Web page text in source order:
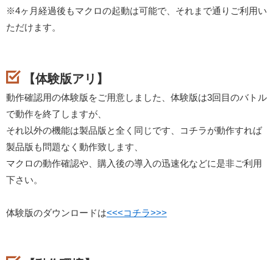
※4ヶ月経過後もマクロの起動は可能で、それまで通りご利用い
ただけます。
【体験版アリ】
動作確認用の体験版をご用意しました、体験版は3回目のバトル
で動作を終了しますが、
それ以外の機能は製品版と全く同じです、コチラが動作すれば
製品版も問題なく動作致します、
マクロの動作確認や、購入後の導入の迅速化などに是非ご利用
下さい。
体験版のダウンロードは<<<コチラ>>>